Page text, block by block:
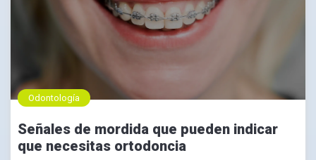
Odontología
Señales de mordida que pueden indicar
que necesitas ortodoncia